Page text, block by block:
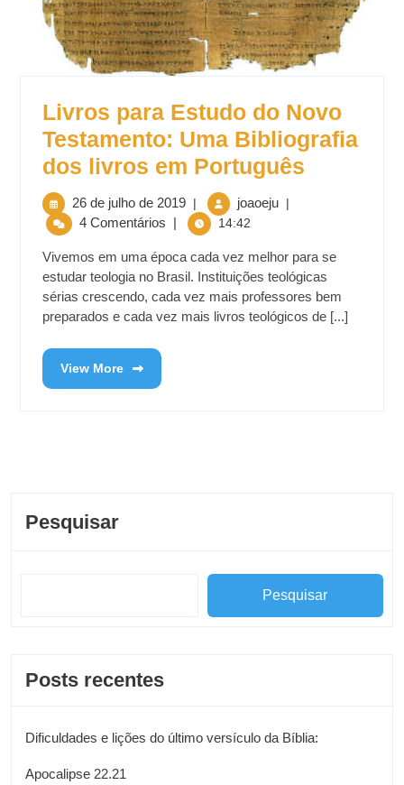
Livros para Estudo do Novo
Testamento: Uma Bibliografia
dos livros em Português
26 de julho de 2019 | joaoeju |
4 Comentários 14:42
Vivemos em uma época cada vez melhor para se
estudar teologia no Brasil. Instituições teológicas
sérias crescendo, cada vez mais professores bem
preparados e cada vez mais livros teológicos de [...]
View More
Pesquisar
Pesquisar
Posts recentes
Dificuldades e lições do último versículo da Bíblia:
Apocalipse 22.21